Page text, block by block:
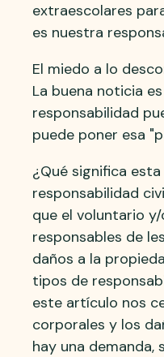
extraescolares
es nuestra
El miedo a lo
La buena noticia
responsabilidad
puede poner esa
¿Qué significa
responsabilidad
que el voluntario
responsables de
daños a la
tipos de
este artículo nos
corporales y los
hay una demanda,